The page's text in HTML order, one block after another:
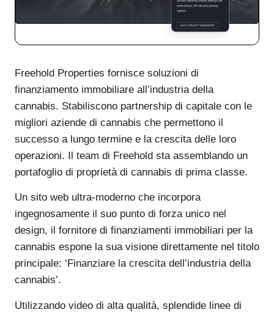
Freehold Properties fornisce soluzioni di
finanziamento immobiliare all’industria della
cannabis. Stabiliscono partnership di capitale con le
migliori aziende di cannabis che permettono il
successo a lungo termine e la crescita delle loro
operazioni. Il team di Freehold sta assemblando un
portafoglio di proprietà di cannabis di prima classe.
Un sito web ultra-moderno che incorpora
ingegnosamente il suo punto di forza unico nel
design, il fornitore di finanziamenti immobiliari per la
cannabis espone la sua visione direttamente nel titolo
principale: ‘Finanziare la crescita dell’industria della
cannabis’.
Utilizzando video di alta qualità, splendide linee di